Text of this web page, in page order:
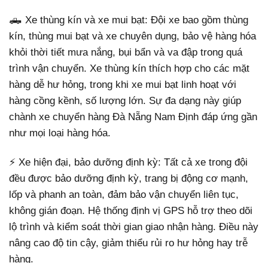
🛻 Xe thùng kín và xe mui bạt: Đội xe bao gồm thùng
kín, thùng mui bạt và xe chuyên dụng, bảo vệ hàng hóa
khỏi thời tiết mưa nắng, bụi bẩn và va đập trong quá
trình vận chuyển. Xe thùng kín thích hợp cho các mặt
hàng dễ hư hỏng, trong khi xe mui bạt linh hoạt với
hàng cồng kềnh, số lượng lớn. Sự đa dạng này giúp
chành xe chuyển hàng Đà Nẵng Nam Định đáp ứng gần
như mọi loại hàng hóa.
⚡ Xe hiện đại, bảo dưỡng định kỳ: Tất cả xe trong đội
đều được bảo dưỡng định kỳ, trang bị động cơ mạnh,
lốp và phanh an toàn, đảm bảo vận chuyển liên tục,
không gián đoạn. Hệ thống định vị GPS hỗ trợ theo dõi
lộ trình và kiểm soát thời gian giao nhận hàng. Điều này
nâng cao độ tin cậy, giảm thiểu rủi ro hư hỏng hay trễ
hàng.